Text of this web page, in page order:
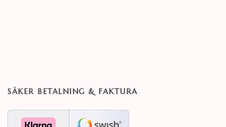
SÄKER BETALNING & FAKTURA